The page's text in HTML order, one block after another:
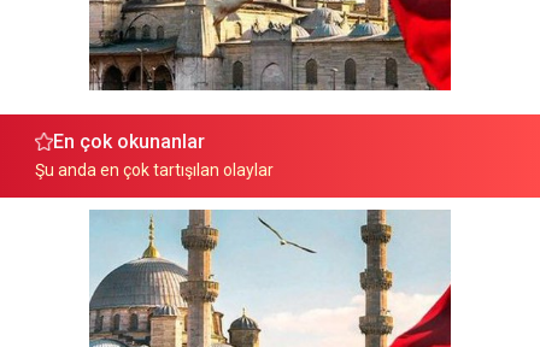
En çok okunanlar
Şu anda en çok tartışılan olaylar